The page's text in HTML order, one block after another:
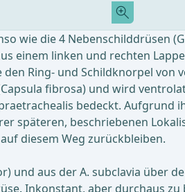
wie die 4 Nebenschilddrüsen
einem linken und rechten
Ring- und Schildknorpel
fibrosa) und wird
bedeckt. Aufgrund
späteren, beschriebenen
diesem Weg zurückbleiben.
und aus der A. subclavia über
Inkonstant, aber durchaus